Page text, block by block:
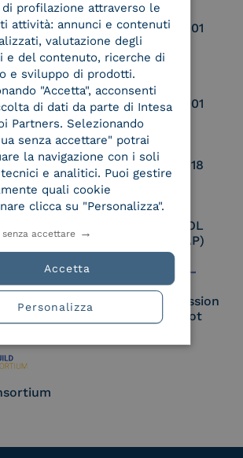
UNI EN ISO 37001
UNI EN ISO 27001
UNI EN ISO 27018
List
Certified PEPPOL
Access Point (AP)
European Commission
Large Scale Pilot
profilazione attraverso le
attività: annunci e contenuti
valutazione degli
e del contenuto, ricerche di
e sviluppo di prodotti.
"Accetta", acconsenti
di dati da parte di Intesa
Partners. Selezionando
senza accettare" potrai
la navigazione con i soli
e analitici. Puoi gestire
quali cookie
clicca su "Personalizza".
Accetta
senza accettare
Personalizza